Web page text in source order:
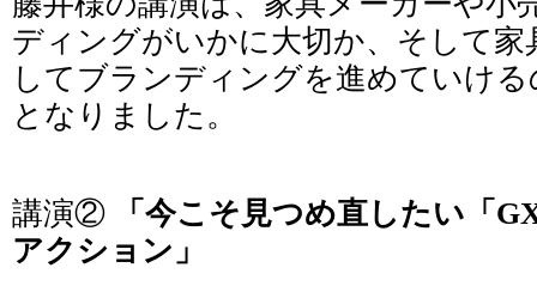
ディングがいかに大切か、そして
してブランディングを進めていけ
となりました。
講演②
「今こそ見つめ直したい「
アクション」